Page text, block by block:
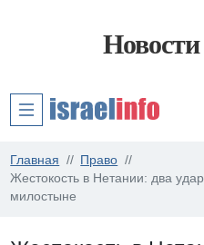
Главная
Право
Жестокость в Нетании: два
милостыне